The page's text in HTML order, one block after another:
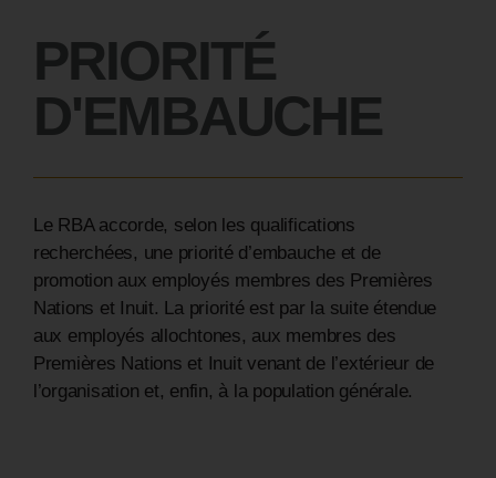
PRIORITÉ
D'EMBAUCHE
Le RBA accorde, selon les qualifications
recherchées, une priorité d’embauche et de
promotion aux employés membres des Premières
Nations et Inuit. La priorité est par la suite étendue
aux employés allochtones, aux membres des
Premières Nations et Inuit venant de l’extérieur de
l’organisation et, enfin, à la population générale.